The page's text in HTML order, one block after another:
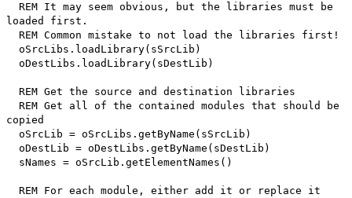
REM It may seem obvious, but the libraries must be
loaded first.
REM Common mistake to not load the libraries first!
oSrcLibs.loadLibrary(sSrcLib)
oDestLibs.loadLibrary(sDestLib)
REM Get the source and destination libraries
REM Get all of the contained modules that should be
copied
oSrcLib = oSrcLibs.getByName(sSrcLib)
oDestLib = oDestLibs.getByName(sDestLib)
sNames = oSrcLib.getElementNames()
REM For each module, either add it or replace it